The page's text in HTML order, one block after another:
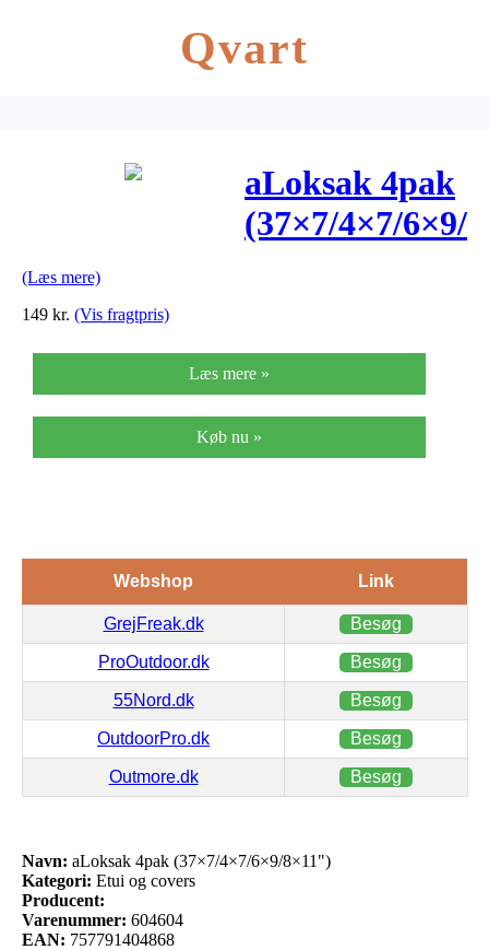
Qvart
aLoksak 4pak
(37×7/4×7/6×9/
(Læs mere)
149 kr. (Vis fragtpris)
Læs mere »
Køb nu »
Webshop Link
GrejFreak.dk Besøg
ProOutdoor.dk Besøg
55Nord.dk Besøg
OutdoorPro.dk Besøg
Outmore.dk Besøg
Navn: aLoksak 4pak (37×7/4×7/6×9/8×11")
Kategori: Etui og covers
Producent:
Varenummer: 604604
EAN: 757791404868